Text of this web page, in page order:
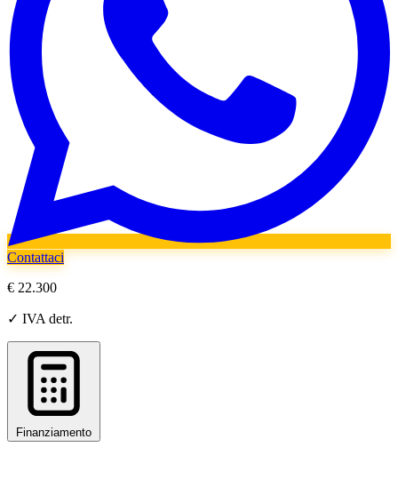
Contattaci
€ 22.300
✓ IVA detr.
Finanziamento